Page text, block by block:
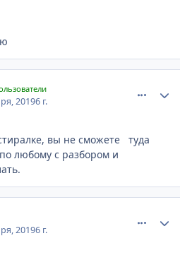
20196 г.
вы не сможете туда
любому с разбором и
20196 г.